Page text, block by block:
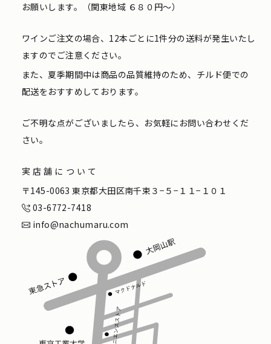
お願いします。（関東地域 ６８０円〜）
ワインご注文の場合、12本ごとに1件分の送料が発生いたし
ますのでご注意ください。
また、夏季期間中は商品の品質維持のため、チルド便での
配送をおすすめしております。
ご不明な点がございましたら、お気軽にお問い合わせくだ
さい。
実店舗について
〒145-0063 東京都大田区南千束３−５−１１−１０１
03-6772-7418
info@nachumaru.com